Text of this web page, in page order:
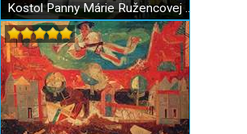
Kostol Panny Márie Ružencovej v Černovej